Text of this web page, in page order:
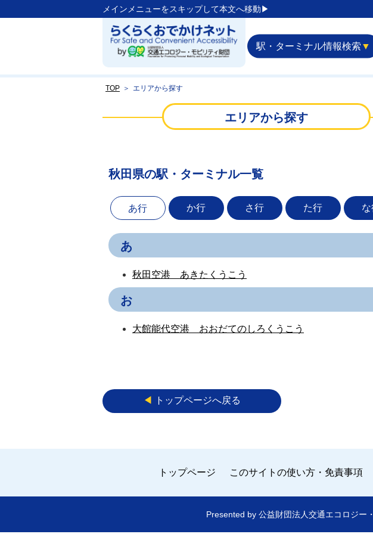
メインメニューをスキップして本文へ移動▶︎
駅・ターミナル情報検索 ▼
TOP ＞ エリアから探す
エリアから探す
秋田県の駅・ターミナル一覧
あ行 か行 さ行 た行
あ
秋田空港 あきたくうこう
お
大館能代空港 おおだてのしろくうこう
◀︎ トップページへ戻る
トップページ このサイトの使い方・免責事項
Presented by 公益財団法人交通エコロジー